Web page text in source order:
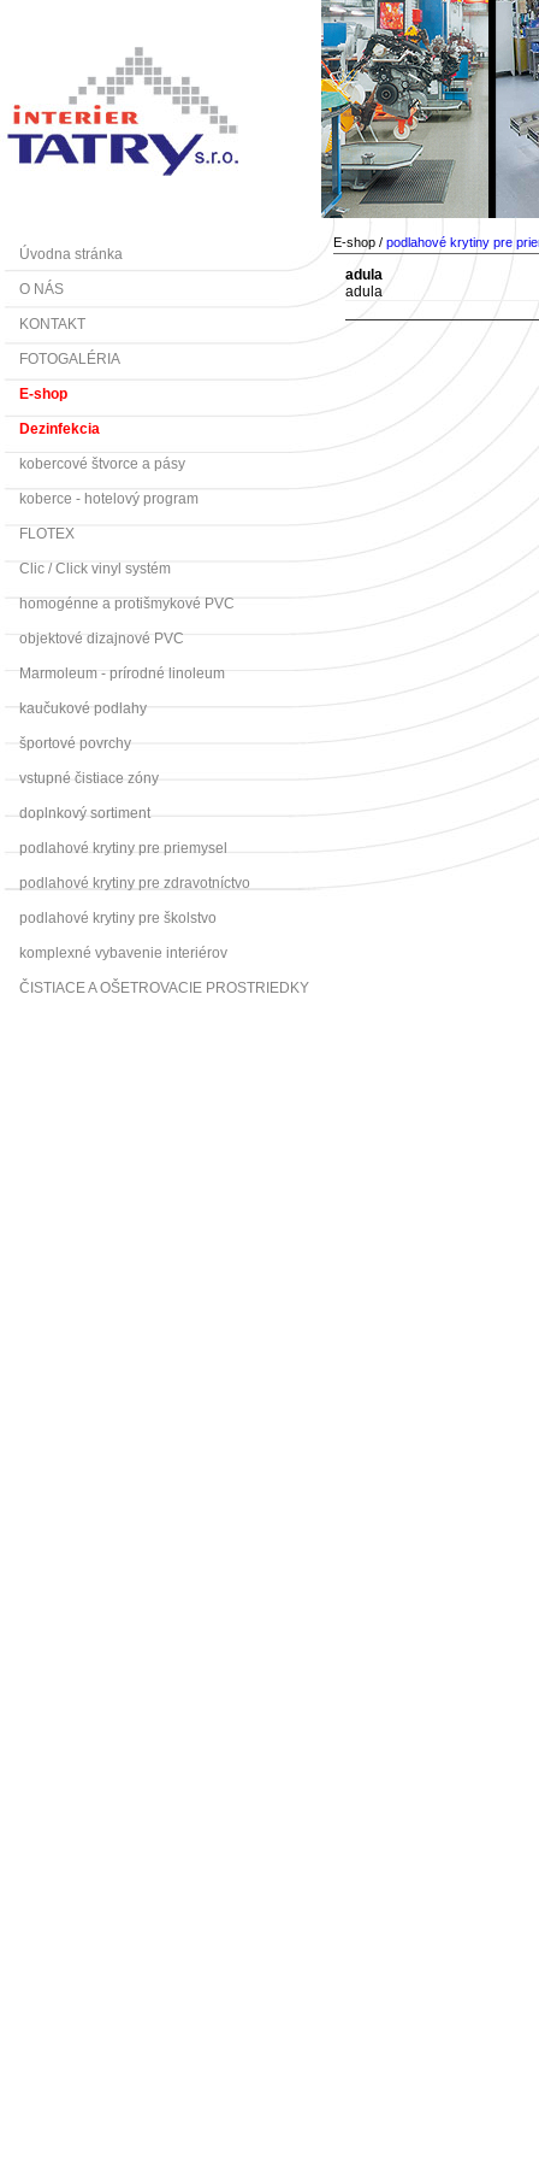
Úvodna stránka
O NÁS
KONTAKT
FOTOGALÉRIA
E-shop
Dezinfekcia
kobercové štvorce a pásy
koberce - hotelový program
FLOTEX
Clic / Click vinyl systém
homogénne a protišmykové PVC
objektové dizajnové PVC
Marmoleum - prírodné linoleum
kaučukové podlahy
športové povrchy
vstupné čistiace zóny
doplnkový sortiment
podlahové krytiny pre priemysel
podlahové krytiny pre zdravotníctvo
podlahové krytiny pre školstvo
komplexné vybavenie interiérov
ČISTIACE A OŠETROVACIE PROSTRIEDKY
E-shop / podlahové krytiny pre
adula
adula